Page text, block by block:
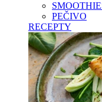
PEČIVO
RECEPTY